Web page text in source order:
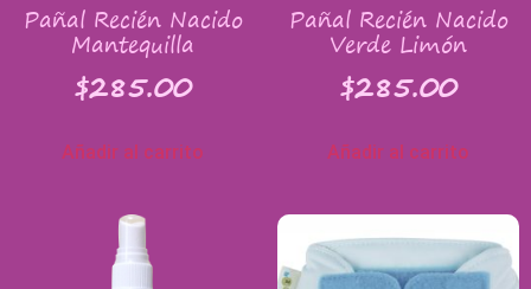
Pañal Recién Nacido
Mantequilla
$285.00
Añadir al carrito
Pañal Recién Nacido
Verde Limón
$285.00
Añadir al carrito